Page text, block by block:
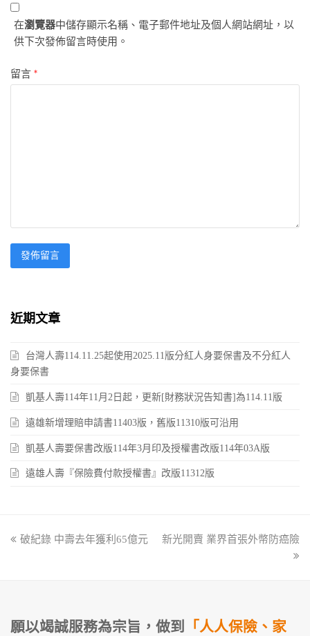
在瀏覽器中儲存顯示名稱、電子郵件地址及個人網站網址，以
供下次發佈留言時使用。
留言 *
近期文章
台灣人壽114.11.25起使用2025.11版分紅人身要保書及不分紅人
身要保書
凱基人壽114年11月2日起，更新[財務狀況告知書]為114.11版
遠雄新增理賠申請書11403版，舊版11310版可沿用
凱基人壽要保書改版114年3月印及授權書改版114年03A版
遠雄人壽『保險費付款授權書』改版11312版
previous
破紀錄 中壽去年獲利65億元
next
新光開賣 業界首張外幣防癌險
願以竭誠服務為宗旨，做到 「人人保險、家